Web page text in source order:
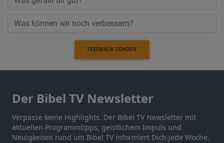
FEEDBACK SENDEN
Der Bibel TV Newsletter
Verpasse keine Highlights. Der Bibel TV Newsletter mit
aktuellen Programmtipps, geistlichem Impuls und
Neuigkeiten rund um Bibel TV informiert Dich jede Woche.